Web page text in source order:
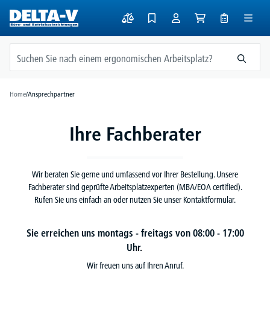
springen
Home/Ansprechpartner
Ihre Fachberater
Wir beraten Sie gerne und umfassend vor Ihrer Bestellung. Unsere
Fachberater sind geprüfte Arbeitsplatzexperten (MBA/EOA certified).
Rufen Sie uns einfach an oder nutzen Sie unser Kontaktformular.
Sie erreichen uns montags - freitags von 08:00 - 17:00
Uhr.
Wir freuen uns auf Ihren Anruf.